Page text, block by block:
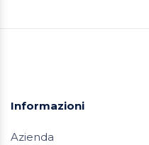
Informazioni
Azienda